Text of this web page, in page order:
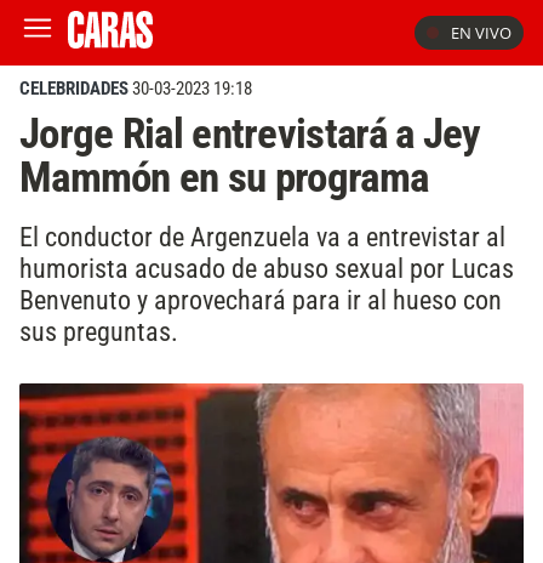
EN VIVO
CELEBRIDADES30-03-2023 19:18
Jorge Rial entrevistará a Jey
Mammón en su programa
El conductor de Argenzuela va a entrevistar al
humorista acusado de abuso sexual por Lucas
Benvenuto y aprovechará para ir al hueso con
sus preguntas.